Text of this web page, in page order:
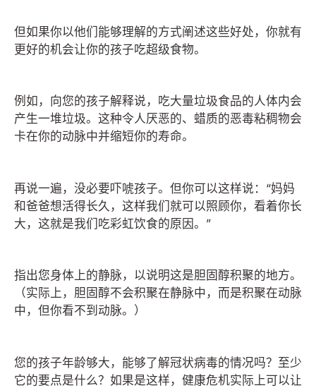
但如果你以他们能够理解的方式阐述这些好处，你就有
更好的机会让你的孩子吃超级食物。
例如，向您的孩子解释说，吃大量垃圾食品的人体内会
产生一堆垃圾。这种令人厌恶的、蜡质的恶毒粘稠物会
卡在你的动脉中并缩短你的寿命。
再说一遍，没必要吓唬孩子。但你可以这样说：“妈妈
和爸爸想活得长久，这样我们就可以照顾你，看着你长
大，这就是我们吃彩虹饮食的原因。”
指出您身体上的静脉，以说明这是胆固醇积聚的地方。
（实际上，胆固醇不会积聚在静脉中，而是积聚在动脉
中，但你看不到动脉。）
您的孩子年龄够大，能够了解冠状病毒的情况吗？至少
它的要点是什么？如果是这样，健康危机实际上可以让